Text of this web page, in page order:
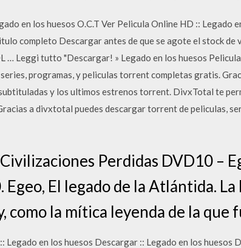
en los huesos O.C.T Ver Pelicula Online HD ::
completo Descargar antes de que se agote el stock
… Leggi tutto "Descargar! » Legado en los huesos
programas, y peliculas torrent completas gratis.
y los ultimos estrenos torrent. DivxTotal te
a divxtotal puedes descargar torrent de peliculas,
Perdidas DVD10 –
El legado de la Atlántida.
como la mítica leyenda de la que
Legado en los huesos Descargar :: Legado en los